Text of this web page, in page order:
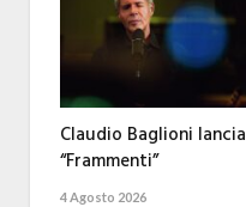
Claudio Baglioni lancia
“Frammenti”
4 Agosto 2026